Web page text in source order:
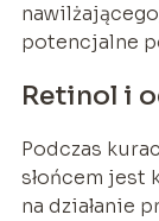
potencjalne
Retinol i
Podczas
słońcem jest
na działanie